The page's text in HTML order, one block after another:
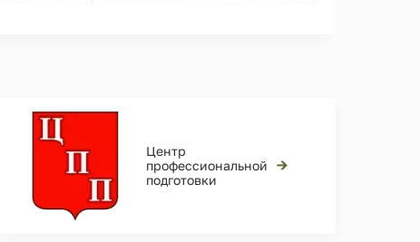
Центр
профессиональной
подготовки
→